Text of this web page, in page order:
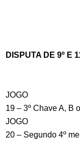
DISPUTA DE 9º E
JOGO
19 – 3º Chave A, B
JOGO
20 – Segundo 4º